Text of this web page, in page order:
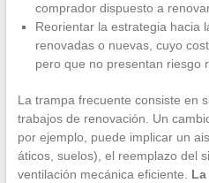
comprador dispuesto a
Reorientar la estrategia hacia
renovadas o nuevas, cuyo
pero que no presentan riesgo
La trampa frecuente consiste en
trabajos de renovación. Un
por ejemplo, puede implicar un
áticos, suelos), el reemplazo del
ventilación mecánica eficiente.